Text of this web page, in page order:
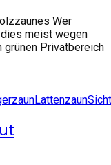
Wer
meist wegen
Privatbereich
Lattenzaun